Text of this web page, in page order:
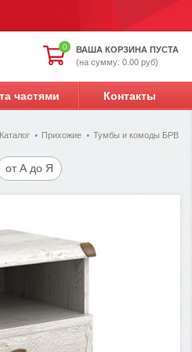
0
ВАША КОРЗИНА ПУСТА
(на сумму: 0.00 руб)
частями Контакты
Каталог Прихожие Тумбы и комоды БРВ
от А до Я